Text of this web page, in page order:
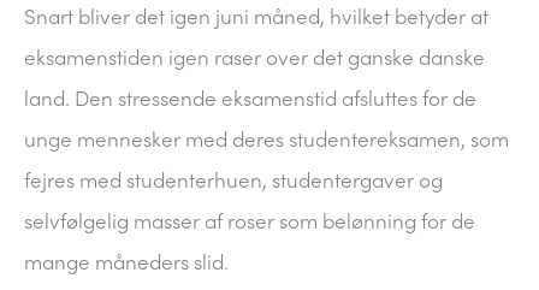
Snart bliver det igen juni måned, hvilket betyder at
eksamenstiden igen raser over det ganske danske
land. Den stressende eksamenstid afsluttes for de
unge mennesker med deres studentereksamen, som
fejres med studenterhuen, studentergaver og
selvfølgelig masser af roser som belønning for de
mange måneders slid.